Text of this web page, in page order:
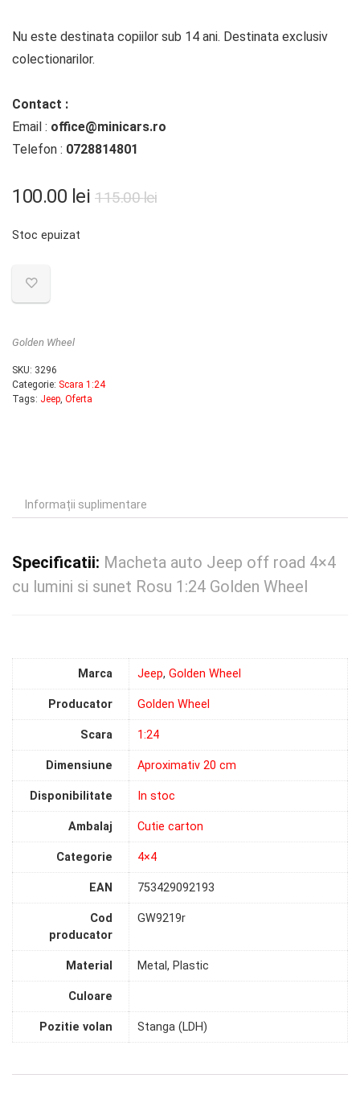
Nu este destinata copiilor sub 14 ani. Destinata exclusiv
colectionarilor.
Contact :
Email : office@minicars.ro
Telefon : 0728814801
115.00leiPrețul
100.00 lei
Prețul
Stoc epuizat
Golden Wheel
SKU: 3296
Categorie: Scara 1:24
Tags: Jeep, Oferta
Informații suplimentare
Specificatii: Macheta auto Jeep off road 4×4
cu lumini si sunet Rosu 1:24 Golden Wheel
Marca Jeep, Golden Wheel
Producator Golden Wheel
Scara 1:24
Dimensiune Aproximativ 20 cm
Disponibilitate In stoc
Ambalaj Cutie carton
Categorie 4×4
EAN 753429092193
Cod
producator
GW9219r
Material Metal, Plastic
Culoare
Pozitie volan Stanga (LDH)